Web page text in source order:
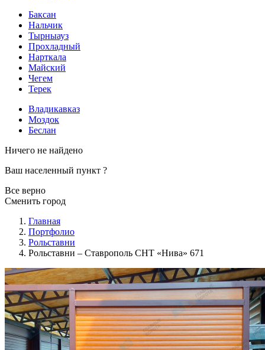
Баксан
Нальчик
Тырныауз
Прохладный
Нарткала
Майский
Чегем
Терек
Владикавказ
Моздок
Беслан
Ничего не найдено
Ваш населенный пункт ?
Все верно
Сменить город
Главная
Портфолио
Рольставни
Рольставни – Ставрополь СНТ «Нива» 671